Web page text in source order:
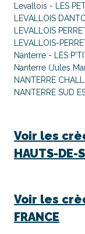
Levallois - LES
LEVALLOIS
LEVALLOIS
LEVALLOIS-
Nanterre - LES
Nanterre (Jules
NANTERRE
NANTERRE SUD
Voir les
HAUTS-DE-
Voir les
FRANCE